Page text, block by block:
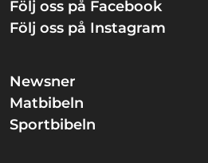
Följ oss på Facebook
Följ oss på Instagram
Newsner
Matbibeln
Sportbibeln